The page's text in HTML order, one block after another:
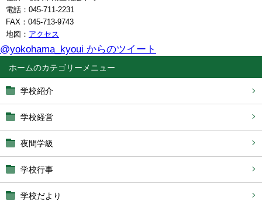
ホーム
学校紹介
学校経営
夜間学級
学校行事
学校だより
電話：045-711-2231
FAX：045-713-9743
地図： アクセス
@yokohama_kyoui からのツイート